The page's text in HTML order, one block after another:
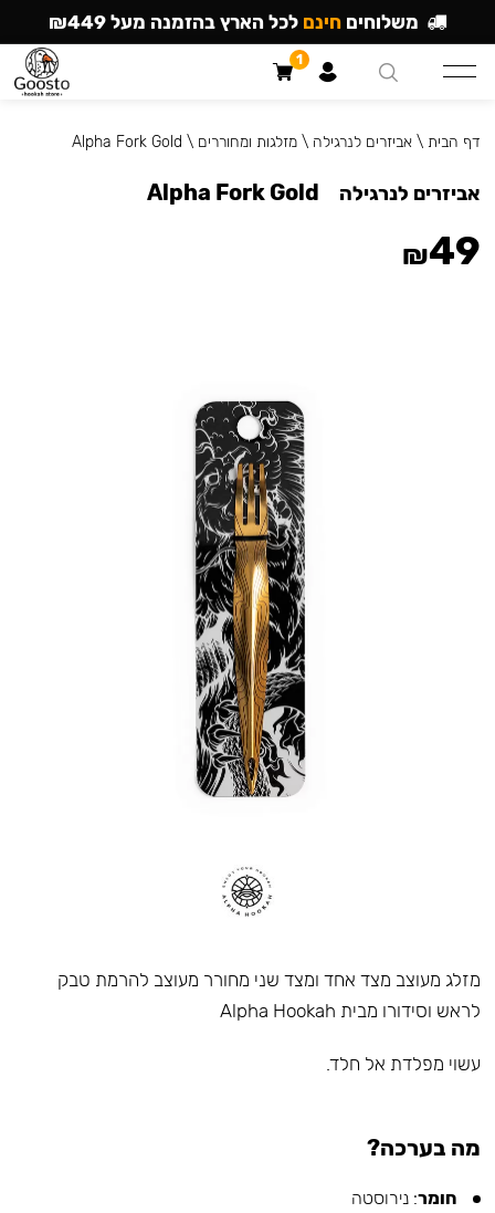
מזלג מעוצב מצד אחד ומצד שני מחורר מעוצב להרמת טבק
לראש וסידורו מבית Alpha Hookah
עשוי מפלדת אל חלד.⠀
מה בערכה?
חומר: נירוסטה
דף הבית \אביזרים לנרגילה \מזלגות ומחוררים \
Alpha Fork Gold
אביזרים לנרגילה Alpha Fork Gold
₪49
משלוחים חינם לכל הארץ בהזמנה מעל ₪449
1